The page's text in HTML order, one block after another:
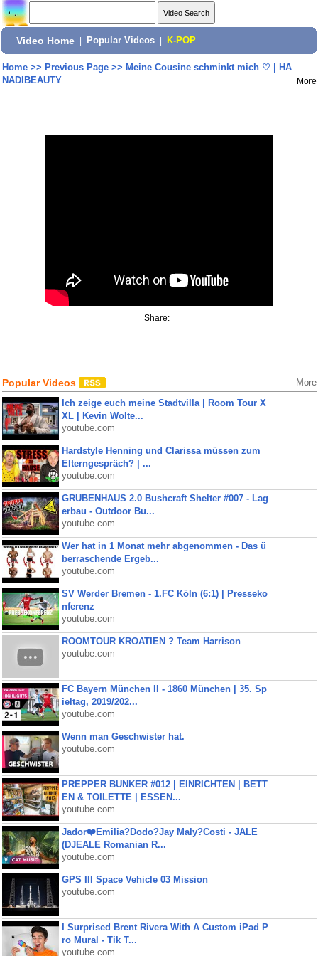
Video Home Popular Videos K-POP
Home>> Previous Page>> Meine Cousine schminkt mich ♡ | HA
NADIBEAUTY
More
Share:
Popular Videos More
Ich zeige euch meine Stadtvilla | Room Tour X
XL | Kevin Wolte...
youtube.com
Hardstyle Henning und Clarissa müssen zum
Elterngespräch? | ...
youtube.com
GRUBENHAUS 2.0 Bushcraft Shelter #007 - Lag
erbau - Outdoor Bu...
youtube.com
Wer hat in 1 Monat mehr abgenommen - Das ü
berraschende Ergeb...
youtube.com
SV Werder Bremen - 1.FC Köln (6:1) | Presseko
nferenz
youtube.com
ROOMTOUR KROATIEN ? Team Harrison
youtube.com
FC Bayern München II - 1860 München | 35. Sp
ieltag, 2019/202...
youtube.com
Wenn man Geschwister hat.
youtube.com
PREPPER BUNKER #012 | EINRICHTEN | BETT
EN & TOILETTE | ESSEN...
youtube.com
Jador❤️Emilia?Dodo?Jay Maly?Costi - JALE
(DJEALE Romanian R...
youtube.com
GPS III Space Vehicle 03 Mission
youtube.com
I Surprised Brent Rivera With A Custom iPad P
ro Mural - Tik T...
youtube.com